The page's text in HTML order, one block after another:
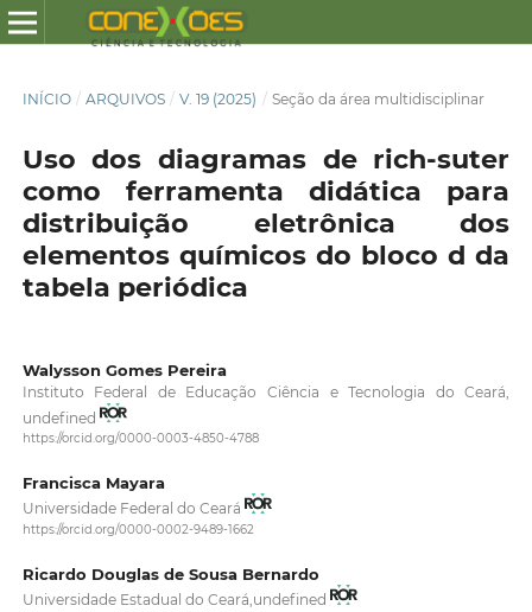
INÍCIO / ARQUIVOS / V. 19 (2025) / Seção da área multidisciplinar
Uso dos diagramas de rich-suter
como ferramenta didática para
distribuição eletrônica dos
elementos químicos do bloco d da
tabela periódica
Walysson Gomes Pereira
Instituto Federal de Educação Ciência e Tecnologia do Ceará,
undefined
https://orcid.org/0000-0003-4850-4788
Francisca Mayara
Universidade Federal do Ceará
https://orcid.org/0000-0002-9489-1662
Ricardo Douglas de Sousa Bernardo
Universidade Estadual do Ceará,undefined